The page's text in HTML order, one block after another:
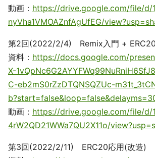
動画： https://drive.google.com/file/d/
nyVha1VMOAZnfAgUfEG/
第2回(2022/2/4) Remix入門 +
資料： https://docs.google.com/
X-
C-eb2mS0rZzDTQNSQZUc-
動画： https://drive.google.com/file/d/
4rW2QD21WWa7QU2X11o/
第3回(2022/2/11) ERC20応用(改造)